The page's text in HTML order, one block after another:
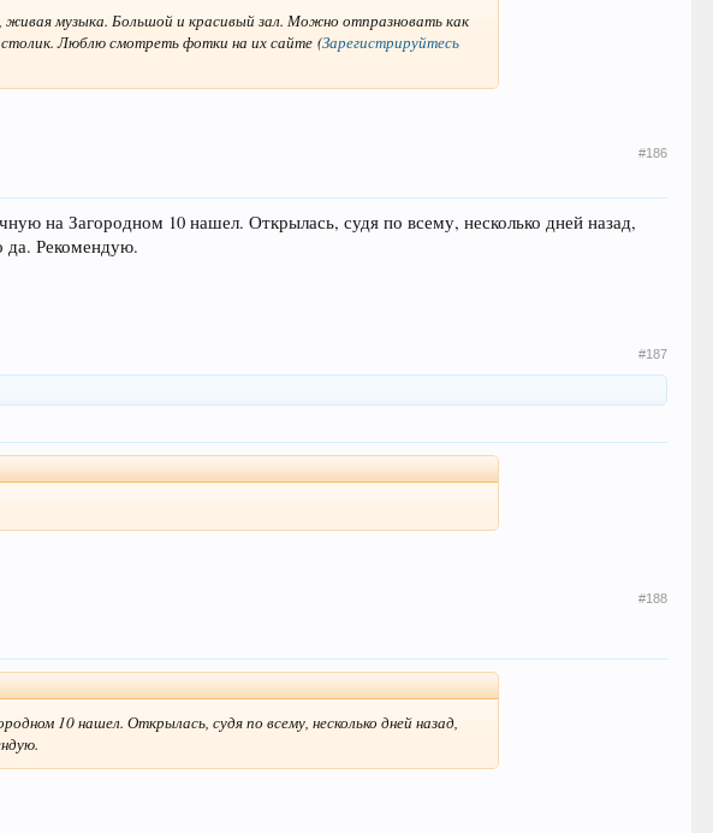
музыка. Большой и красивый зал. Можно отпразновать как
столик. Люблю смотреть фотки на их сайте(Зарегистрируйтесь
#186
на Загородном 10 нашел. Открылась, судя по всему, несколько дней назад,
да. Рекомендую.
#187
#188
10 нашел. Открылась, судя по всему, несколько дней назад,